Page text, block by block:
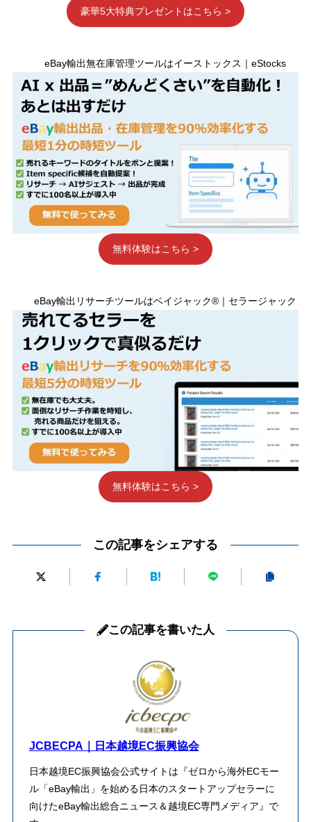
豪華5大特典プレゼントはこちら >
eBay輸出無在庫管理ツールはイーストックス｜eStocks
無料体験はこちら >
eBay輸出リサーチツールはベイジャック®｜セラージャック
無料体験はこちら >
この記事をシェアする
この記事を書いた人
JCBECPA｜日本越境EC振興協会
日本越境EC振興協会公式サイトは『ゼロから海外ECモー
ル「eBay輸出」を始める日本のスタートアップセラーに
向けたeBay輸出総合ニュース＆越境EC専門メディア』で